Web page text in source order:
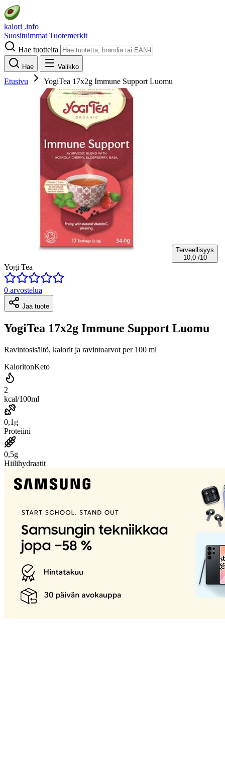
kalori .info
Suosituimmat Tuotemerkit
Hae tuotteita
Hae Valikko
Etusivu YogiTea 17x2g Immune Support Luomu
Terveellisyys
10,0 /10
Yogi Tea
0 arvostelua
Jaa tuote
YogiTea 17x2g Immune Support Luomu
Ravintosisältö, kalorit ja ravintoarvot per 100 ml
KaloritonKeto
2
kcal/100ml
0,1g
Proteiini
0,5g
Hiilihydraatit